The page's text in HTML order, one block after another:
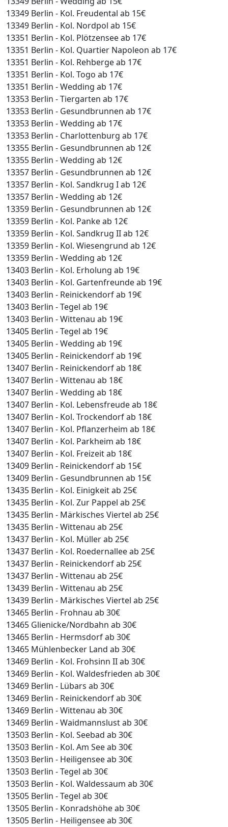
13349 Berlin - Kol. Freudental ab 15€
13349 Berlin - Kol. Nordpol ab 15€
13351 Berlin - Kol. Plötzensee ab 17€
13351 Berlin - Kol. Quartier Napoleon ab 17€
13351 Berlin - Kol. Rehberge ab 17€
13351 Berlin - Kol. Togo ab 17€
13351 Berlin - Wedding ab 17€
13353 Berlin - Tiergarten ab 17€
13353 Berlin - Gesundbrunnen ab 17€
13353 Berlin - Wedding ab 17€
13353 Berlin - Charlottenburg ab 17€
13355 Berlin - Gesundbrunnen ab 12€
13355 Berlin - Wedding ab 12€
13357 Berlin - Gesundbrunnen ab 12€
13357 Berlin - Kol. Sandkrug I ab 12€
13357 Berlin - Wedding ab 12€
13359 Berlin - Gesundbrunnen ab 12€
13359 Berlin - Kol. Panke ab 12€
13359 Berlin - Kol. Sandkrug II ab 12€
13359 Berlin - Kol. Wiesengrund ab 12€
13359 Berlin - Wedding ab 12€
13403 Berlin - Kol. Erholung ab 19€
13403 Berlin - Kol. Gartenfreunde ab 19€
13403 Berlin - Reinickendorf ab 19€
13403 Berlin - Tegel ab 19€
13403 Berlin - Wittenau ab 19€
13405 Berlin - Tegel ab 19€
13405 Berlin - Wedding ab 19€
13405 Berlin - Reinickendorf ab 19€
13407 Berlin - Reinickendorf ab 18€
13407 Berlin - Wittenau ab 18€
13407 Berlin - Wedding ab 18€
13407 Berlin - Kol. Lebensfreude ab 18€
13407 Berlin - Kol. Trockendorf ab 18€
13407 Berlin - Kol. Pflanzerheim ab 18€
13407 Berlin - Kol. Parkheim ab 18€
13407 Berlin - Kol. Freizeit ab 18€
13409 Berlin - Reinickendorf ab 15€
13409 Berlin - Gesundbrunnen ab 15€
13435 Berlin - Kol. Einigkeit ab 25€
13435 Berlin - Kol. Zur Pappel ab 25€
13435 Berlin - Märkisches Viertel ab 25€
13435 Berlin - Wittenau ab 25€
13437 Berlin - Kol. Müller ab 25€
13437 Berlin - Kol. Roedernallee ab 25€
13437 Berlin - Reinickendorf ab 25€
13437 Berlin - Wittenau ab 25€
13439 Berlin - Wittenau ab 25€
13439 Berlin - Märkisches Viertel ab 25€
13465 Berlin - Frohnau ab 30€
13465 Glienicke/Nordbahn ab 30€
13465 Berlin - Hermsdorf ab 30€
13465 Mühlenbecker Land ab 30€
13469 Berlin - Kol. Frohsinn II ab 30€
13469 Berlin - Kol. Waldesfrieden ab 30€
13469 Berlin - Lübars ab 30€
13469 Berlin - Reinickendorf ab 30€
13469 Berlin - Wittenau ab 30€
13469 Berlin - Waidmannslust ab 30€
13503 Berlin - Kol. Seebad ab 30€
13503 Berlin - Kol. Am See ab 30€
13503 Berlin - Heiligensee ab 30€
13503 Berlin - Tegel ab 30€
13503 Berlin - Kol. Waldessaum ab 30€
13505 Berlin - Tegel ab 30€
13505 Berlin - Konradshöhe ab 30€
13505 Berlin - Heiligensee ab 30€